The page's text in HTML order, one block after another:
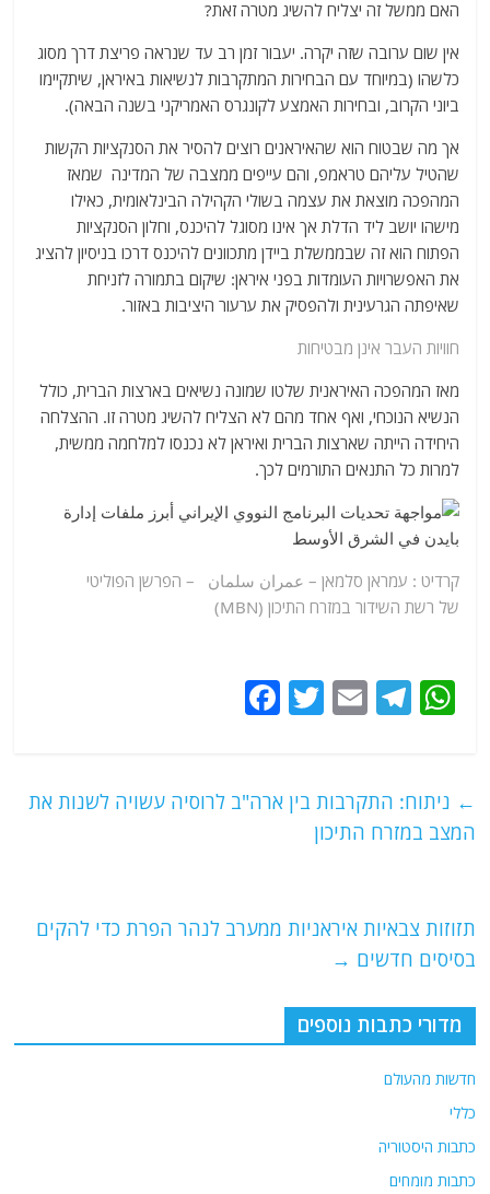
האם ממשל זה יצליח להשיג מטרה זאת?
אין שום ערובה שזה יקרה. יעבור זמן רב עד שנראה פריצת דרך מסוג
כלשהו (במיוחד עם הבחירות המתקרבות לנשיאות באיראן, שיתקיימו
ביוני הקרוב, ובחירות האמצע לקונגרס האמריקני בשנה הבאה).
אך מה שבטוח הוא שהאיראנים רוצים להסיר את הסנקציות הקשות
שהטיל עליהם טראמפ, והם עייפים ממצבה של המדינה שמאז
המהפכה מוצאת את עצמה בשולי הקהילה הבינלאומית, כאילו
מישהו יושב ליד הדלת אך אינו מסוגל להיכנס, וחלון הסנקציות
הפתוח הוא זה שבממשלת ביידן מתכוונים להיכנס דרכו בניסיון להציג
את האפשרויות העומדות בפני איראן: שיקום בתמורה לזניחת
שאיפתה הגרעינית ולהפסיק את ערעור היציבות באזור.
חוויות העבר אינן מבטיחות
מאז המהפכה האיראנית שלטו שמונה נשיאים בארצות הברית, כולל
הנשיא הנוכחי, ואף אחד מהם לא הצליח להשיג מטרה זו. ההצלחה
היחידה הייתה שארצות הברית ואיראן לא נכנסו למלחמה ממשית,
למרות כל התנאים התורמים לכך.
קרדיט : עמראן סלמאן – عمران سلمان – הפרשן הפוליטי
של רשת השידור במזרח התיכון (MBN)
W
s
A
T
g
ra
E
l
T
er
e
k
← ניתוח: התקרבות בין ארה"ב לרוסיה עשויה לשנות את
המצב במזרח התיכון
תזוזות צבאיות איראניות ממערב לנהר הפרת כדי להקים
בסיסים חדשים →
מדורי כתבות נוספים
חדשות מהעולם
כללי
כתבות היסטוריה
כתבות מומחים